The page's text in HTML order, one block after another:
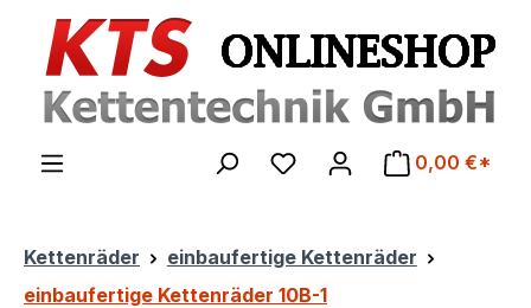
Zum Hauptinhalt springen
0,00 €*
Kettenräder
einbaufertige Kettenräder
einbaufertige Kettenräder 10B-1